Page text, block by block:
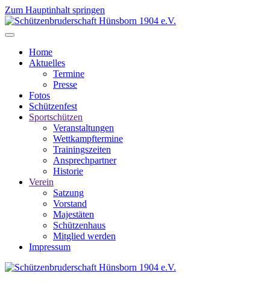
Zum Hauptinhalt springen
Home
Aktuelles
Termine
Presse
Fotos
Schützenfest
Sportschützen
Veranstaltungen
Wettkampftermine
Trainingszeiten
Ansprechpartner
Historie
Verein
Satzung
Vorstand
Majestäten
Schützenhaus
Mitglied werden
Impressum